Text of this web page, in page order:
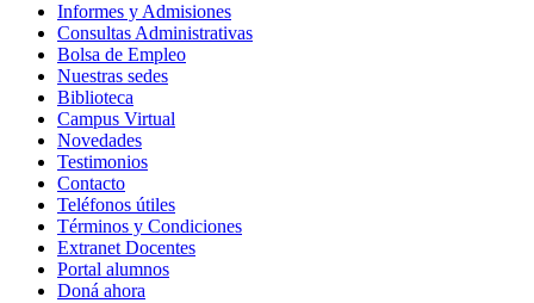
Informes y Admisiones
Consultas Administrativas
Bolsa de Empleo
Nuestras sedes
Biblioteca
Campus Virtual
Novedades
Testimonios
Contacto
Teléfonos útiles
Términos y Condiciones
Extranet Docentes
Portal alumnos
Doná ahora